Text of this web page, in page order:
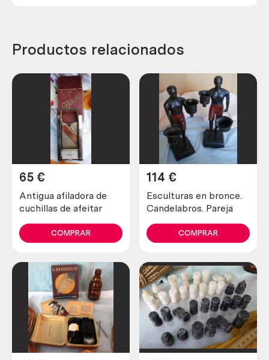
Productos relacionados
Antigua afiladora de
cuchillas de afeitar
65 €
COMPRAR
Esculturas en bronce.
Candelabros. Pareja
114 €
COMPRAR